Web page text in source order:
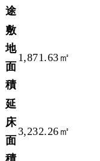
途
敷
地
面
積
1,871.63㎡
延
床
面
3,232.26㎡